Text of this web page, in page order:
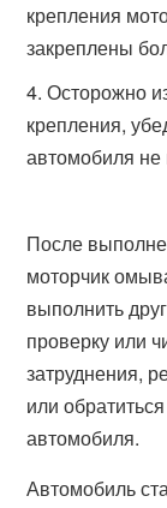
крепления
закреплены
Осторожно
крепления,
автомобиля
После
моторчик
выполнить
проверку или
затруднения,
или
автомобиля.
Автомобиль